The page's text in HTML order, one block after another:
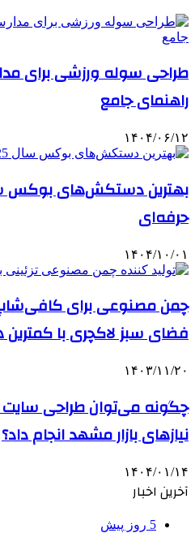
طراحی سوله ورزشی برای
راهنمای جامع
۱۴۰۴/۰۶/۱۲
حرفه‌ای
۱۴۰۴/۱۰/۰۱
چمن مصنوعی برای کافی‌شاپ
فضای سبز لاکچری با کمترین
۱۴۰۳/۱۱/۲۰
چگونه می‌توان طراحی سایت
نیازهای بازار مشهد انجام داد؟
۱۴۰۴/۰۱/۱۴
آخرین اخبار
5 روز پیش